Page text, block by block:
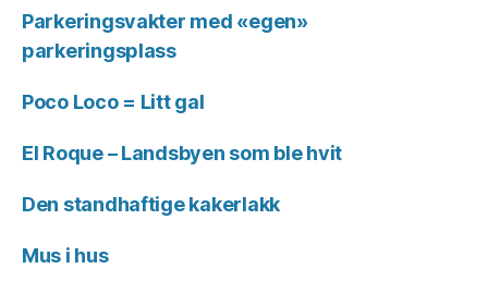
Parkeringsvakter med «egen»
parkeringsplass
Poco Loco = Litt gal
El Roque – Landsbyen som ble hvit
Den standhaftige kakerlakk
Mus i hus